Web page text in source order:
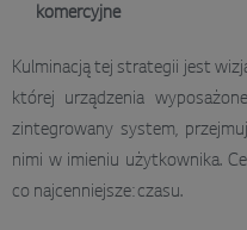
komercyjne
Kulminacją tej strategii jest
której urządzenia
zintegrowany system,
nimi w imieniu użytkownika.
co najcenniejsze: czasu.